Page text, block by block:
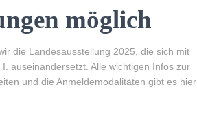
möglich
die Landesausstellung 2025, die sich mit
auseinandersetzt. Alle wichtigen Infos zur
und die Anmeldemodalitäten gibt es hier